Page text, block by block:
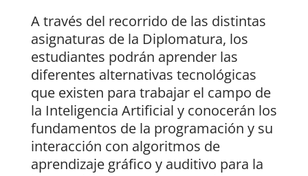
A través del recorrido de las distintas
asignaturas de la Diplomatura, los
estudiantes podrán aprender las
diferentes alternativas tecnológicas
que existen para trabajar el campo de
la Inteligencia Artificial y conocerán los
fundamentos de la programación y su
interacción con algoritmos de
aprendizaje gráfico y auditivo para la